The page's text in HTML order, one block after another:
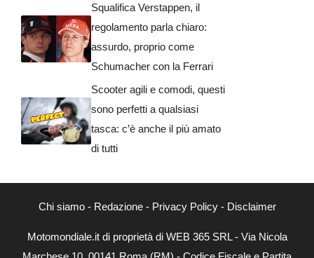
Squalifica Verstappen, il
regolamento parla chiaro:
assurdo, proprio come
Schumacher con la Ferrari
Scooter agili e comodi, questi
sono perfetti a qualsiasi
tasca: c’è anche il più amato
di tutti
Chi siamo- Redazione- Privacy Policy- Disclaimer
Motomondiale.it di proprietà di WEB 365 SRL - Via Nicola